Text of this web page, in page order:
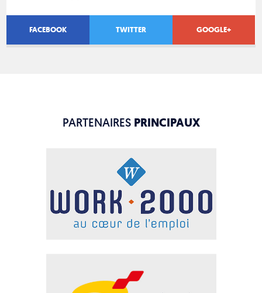
FACEBOOK TWITTER GOOGLE+
PARTENAIRES PRINCIPAUX